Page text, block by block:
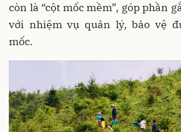
còn là “cột mốc mềm”, góp phần
với nhiệm vụ quản lý, bảo vệ
mốc.